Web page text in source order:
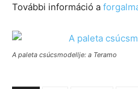
További információ a
A paleta csúcsmodellje: a Teramo